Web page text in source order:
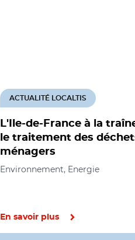
L'Ile-de-France à la
le traitement des
ménagers
ACTUALITÉ LOCALTIS
Environnement, Energie
En savoir plus